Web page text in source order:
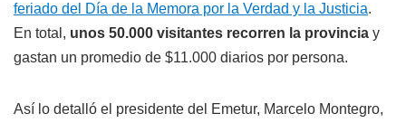
feriado del Día de la Memora por la Verdad y la Justicia.
En total, unos 50.000 visitantes recorren la provincia y
gastan un promedio de $11.000 diarios por persona.
Así lo detalló el presidente del Emetur, Marcelo Montegro,